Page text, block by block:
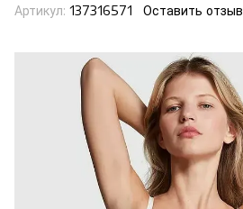
Артикул: 137316571 Оставить отзыв